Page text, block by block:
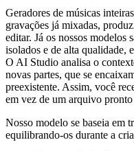
Geradores de músicas
gravações já mixadas,
editar. Já os nossos modelos
isolados e de alta qualidade,
O AI Studio analisa o
novas partes, que se
preexistente. Assim, você
em vez de um arquivo
Nosso modelo se baseia em
equilibrando-os durante a